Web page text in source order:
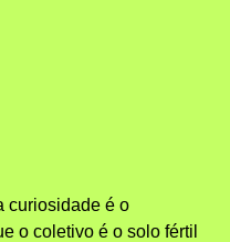
curiosidade é o
o coletivo é o solo fértil